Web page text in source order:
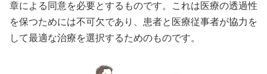
章による同意を必要とするものです。これは医療の透過性
を保つためには不可欠であり、患者と医療従事者が協力を
して最適な治療を選択するためのものです。